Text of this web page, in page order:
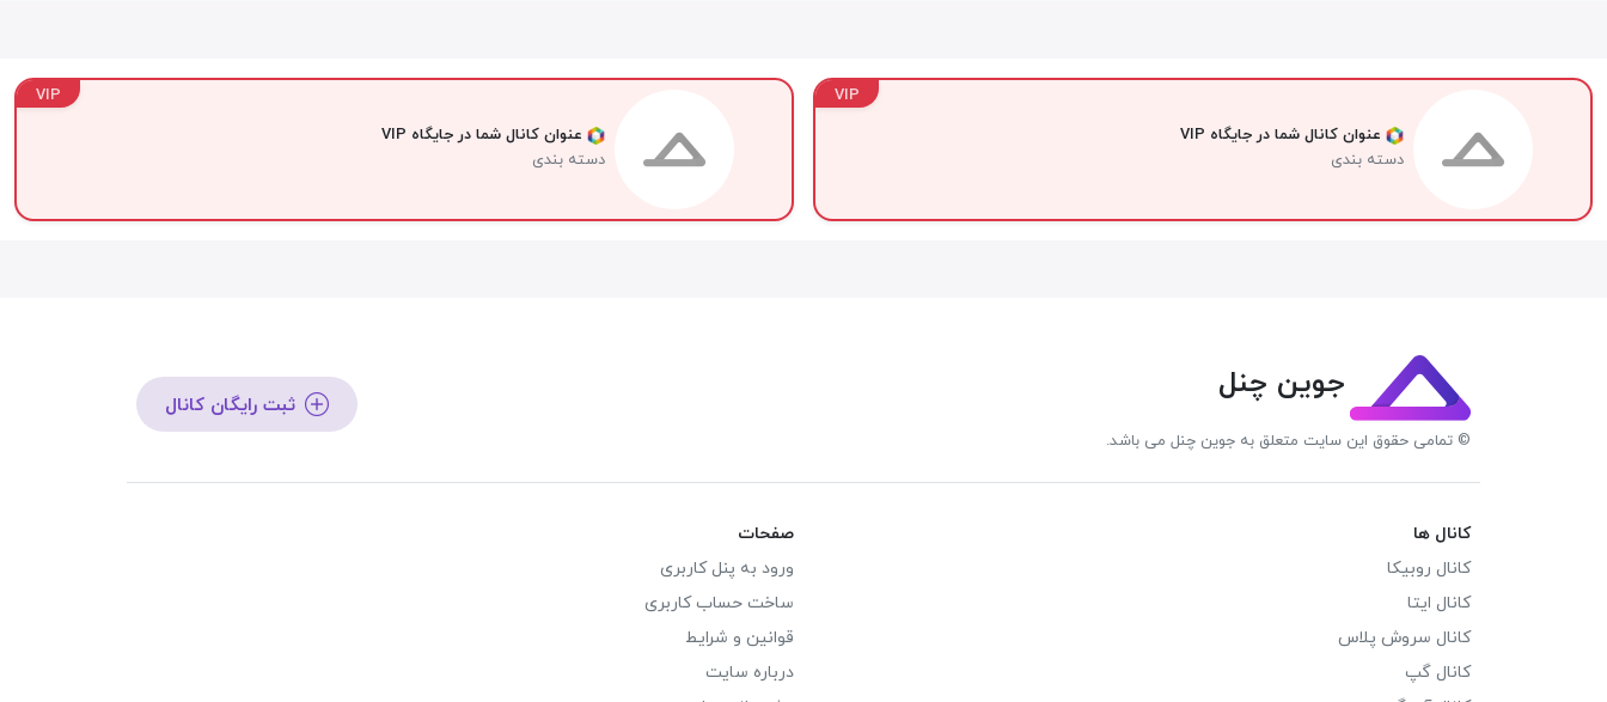
VIP
عنوان کانال شما در جایگاه VIP
دسته بندی
VIP
عنوان کانال شما در جایگاه VIP
دسته بندی
جوین چنل
© تمامی حقوق این سایت متعلق به جوین چنل می باشد.
ثبت رایگان کانال
کانال ها
کانال روبیکا
کانال ایتا
کانال سروش پلاس
کانال گپ
صفحات
ورود به پنل کاربری
ساخت حساب کاربری
قوانین و شرایط
درباره سایت